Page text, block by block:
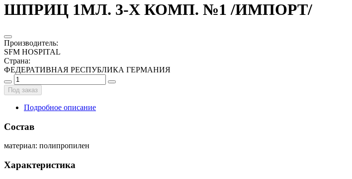
ШПРИЦ 1МЛ. 3-Х КОМП. №1 /ИМПОРТ/
Производитель:
SFM HOSPITAL
Страна:
ФЕДЕРАТИВНАЯ РЕСПУБЛИКА ГЕРМАНИЯ
Под заказ
Подробное описание
Состав
материал: полипропилен
Характеристика